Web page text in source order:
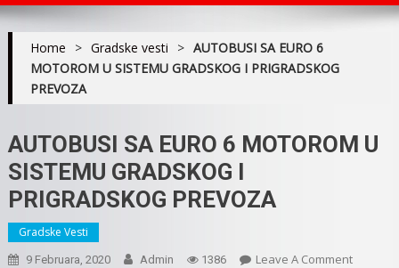
Home > Gradske vesti > AUTOBUSI SA EURO 6
MOTOROM U SISTEMU GRADSKOG I PRIGRADSKOG
PREVOZA
AUTOBUSI SA EURO 6 MOTOROM U
SISTEMU GRADSKOG I
PRIGRADSKOG PREVOZA
Gradske Vesti
9 Februara, 2020 Admin 1386 Leave A CommentOn